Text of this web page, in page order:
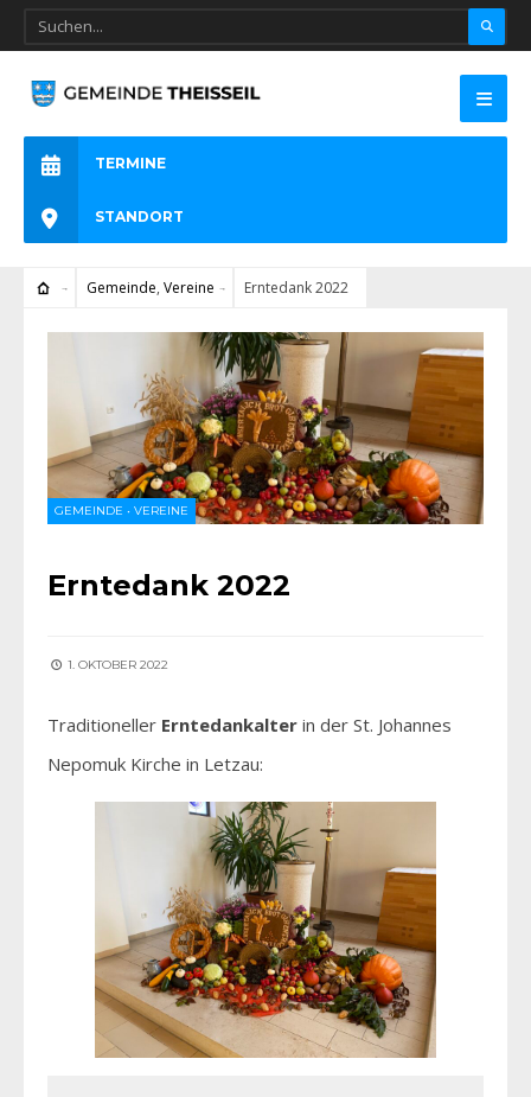
TERMINE
STANDORT
Gemeinde, Vereine Erntedank 2022
GEMEINDE • VEREINE
Erntedank 2022
1. OKTOBER 2022
Traditioneller Erntedankalter in der St. Johannes
Nepomuk Kirche in Letzau: